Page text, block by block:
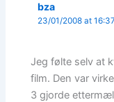
bza
23/01/2008 at 16:37
Jeg følte selv at
film. Den var
3 gjorde